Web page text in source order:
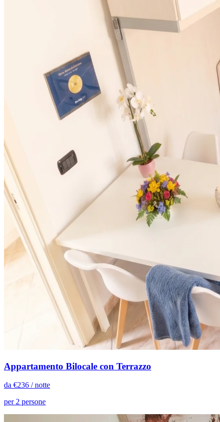
Appartamento Bilocale con Terrazzo
da €236 / notte
per 2 persone